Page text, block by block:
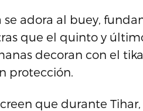
se adora al buey,
que el quinto y
decoran con el
protección.
que durante